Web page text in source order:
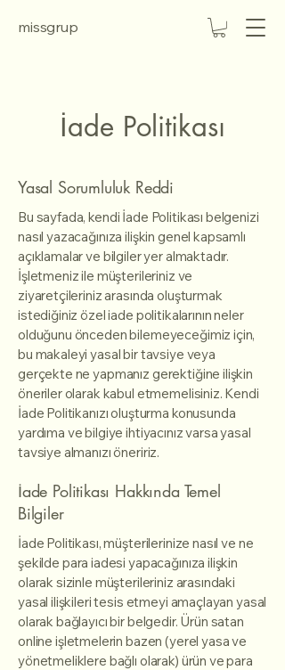
missgrup
İade Politikası
Yasal Sorumluluk Reddi
Bu sayfada, kendi İade Politikası belgenizi
nasıl yazacağınıza ilişkin genel kapsamlı
açıklamalar ve bilgiler yer almaktadır.
İşletmeniz ile müşterileriniz ve
ziyaretçileriniz arasında oluşturmak
istediğiniz özel iade politikalarının neler
olduğunu önceden bilemeyeceğimiz için,
bu makaleyi yasal bir tavsiye veya
gerçekte ne yapmanız gerektiğine ilişkin
öneriler olarak kabul etmemelisiniz. Kendi
İade Politikanızı oluşturma konusunda
yardıma ve bilgiye ihtiyacınız varsa yasal
tavsiye almanızı öneririz.
İade Politikası Hakkında Temel
Bilgiler
İade Politikası, müşterilerinize nasıl ve ne
şekilde para iadesi yapacağınıza ilişkin
olarak sizinle müşterileriniz arasındaki
yasal ilişkileri tesis etmeyi amaçlayan yasal
olarak bağlayıcı bir belgedir. Ürün satan
online işletmelerin bazen (yerel yasa ve
yönetmeliklere bağlı olarak) ürün ve para